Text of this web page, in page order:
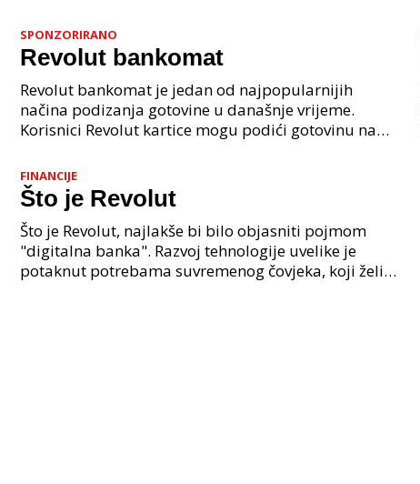
omoguć
SPONZORIRANO
Revolut bankomat
Revolut bankomat je jedan od najpopularnijih
načina podizanja gotovine u današnje vrijeme.
Korisnici Revolut kartice mogu podići gotovinu na
koristil
FINANCIJE
Što je Revolut
Što je Revolut, najlakše bi bilo objasniti pojmom
"digitalna banka". Razvoj tehnologije uvelike je
potaknut potrebama suvremenog čovjeka, koji želi